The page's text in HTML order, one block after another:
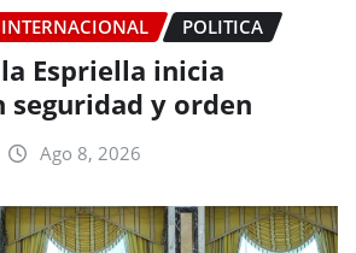
INTERNACIONAL POLITICA
Espriella inicia
seguridad y orden
Ago 8, 2026